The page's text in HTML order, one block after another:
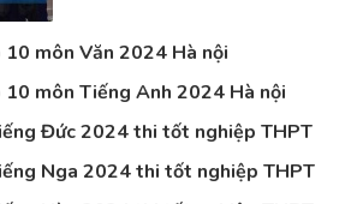
môn Văn 2024 Hà nội
môn Tiếng Anh 2024 Hà nội
Đức 2024 thi tốt nghiệp THPT
Nga 2024 thi tốt nghiệp THPT